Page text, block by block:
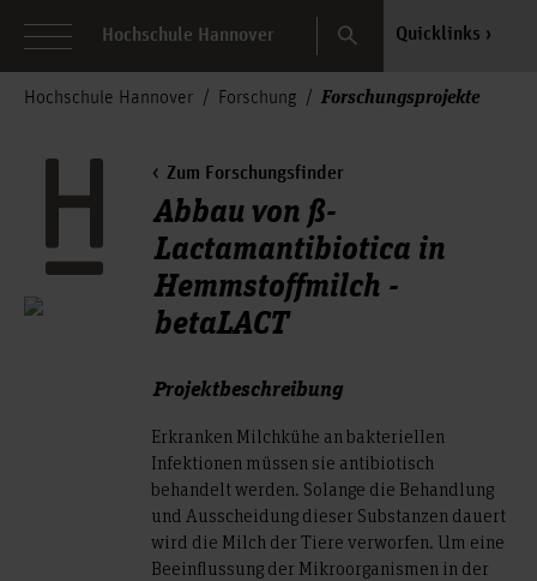
Hochschule Hannover Search Quicklinks
Hochschule Hannover Forschung Forschungsprojekte
Zum Forschungsfinder
Abbau von ß-
Lactamantibiotica in
Hemmstoffmilch -
betaLACT
Projektbeschreibung
Erkranken Milchkühe an bakteriellen
Infektionen müssen sie antibiotisch
behandelt werden. Solange die Behandlung
und Ausscheidung dieser Substanzen dauert
wird die Milch der Tiere verworfen. Um eine
Beeinflussung der Mikroorganismen in der